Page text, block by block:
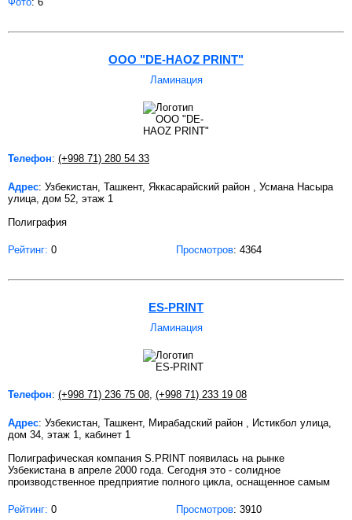
OOO "DE-HAOZ PRINT"
Ламинация
Телефон: (+998 71) 280 54 33
Адрес: Узбекистан, Ташкент, Яккасарайский район , Усмана Насыра
улица, дом 52, этаж 1
Полиграфия
Рейтинг: 0 Просмотров: 4364
ES-PRINT
Ламинация
Телефон: (+998 71) 236 75 08 (+998 71) 233 19 08
Адрес: Узбекистан, Ташкент, Мирабадский район , Истикбол улица,
дом 34, этаж 1, кабинет 1
Полиграфическая компания S.PRINT появилась на рынке
Узбекистана в апреле 2000 года. Сегодня это - cолидное
производственное предприятие полного цикла, оснащенное самым
Рейтинг: 0 Просмотров: 3910